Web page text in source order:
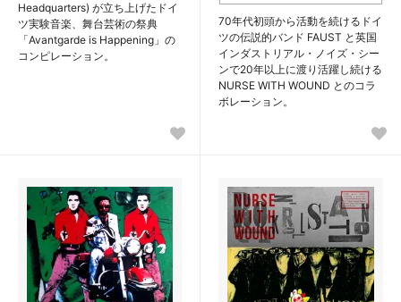
Headquarters) が立ち上げたドイ
ツ実験音楽、舞台芸術の祭典
「Avantgarde is Happening」の
コンピレーション。
70年代初頭から活動を続けるドイ
ツの伝説的バンド FAUST と英国
インダストリアル・ノイズ・シー
ンで20年以上に渡り活躍し続ける
NURSE WITH WOUND とのコラ
ボレーション。